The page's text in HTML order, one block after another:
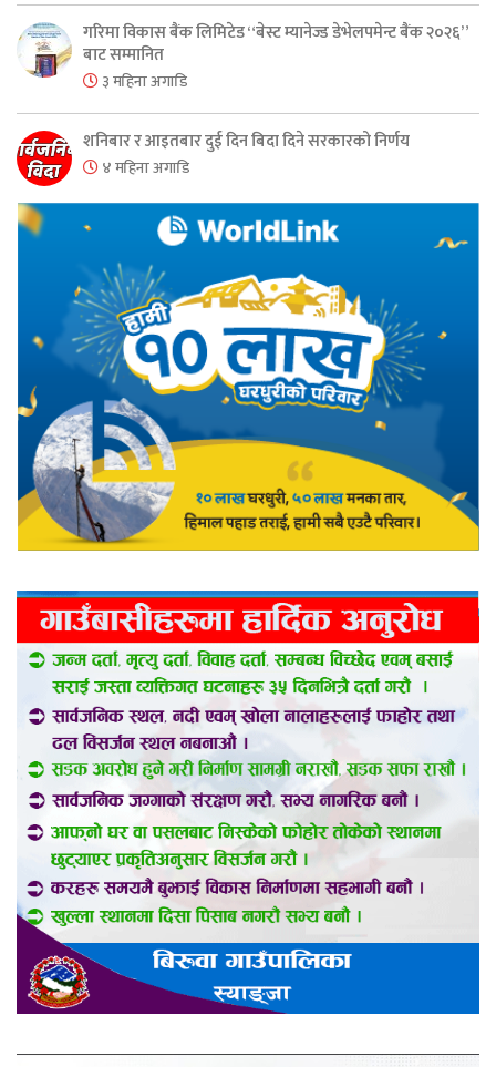
गरिमा विकास बैंक लिमिटेड “बेस्ट म्यानेज्ड डेभेलपमेन्ट बैंक २०२६”
बाट सम्मानित
३ महिना अगाडि
शनिबार र आइतबार दुई दिन बिदा दिने सरकारको निर्णय
४ महिना अगाडि